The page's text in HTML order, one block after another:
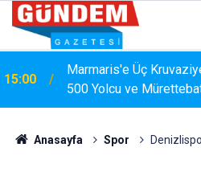
15:00
Marmaris'e Üç
500 Yolcu ve
14:17
MARMARİS'TE
Anasayfa Spor